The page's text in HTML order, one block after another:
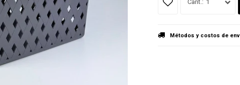
1
Métodos y costos de